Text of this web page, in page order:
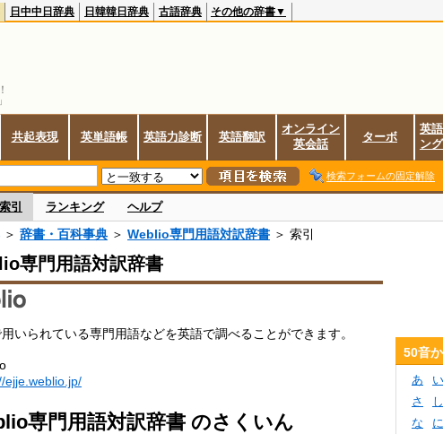
日中中日辞典 日韓韓日辞典 古語辞典 その他の辞書▼
共起表現 英単語帳 英語力診断 英語翻訳
オンライン
英会話
ターボ
英
ン
検索フォームの固定解除
索引 ランキング ヘルプ
＞ 辞書・百科事典 ＞ Weblio専門用語対訳辞書 ＞ 索引
専門用語対訳辞書
いられている専門用語などを英語で調べることができます。
ejje.weblio.jp/
専門用語対訳辞書 のさくいん
50音
あ い
さ
し
な
に